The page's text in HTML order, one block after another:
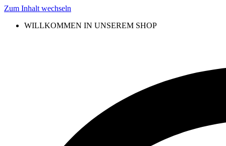
Zum Inhalt wechseln
WILLKOMMEN IN UNSEREM SHOP